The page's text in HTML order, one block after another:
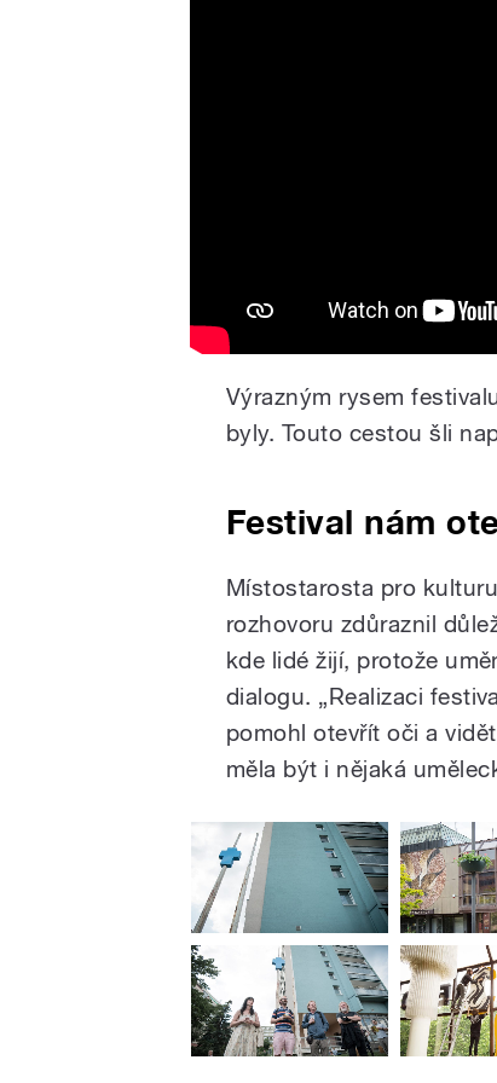
Výrazným rysem
byly. Touto cestou šli
Festival nám
Místostarosta pro
rozhovoru zdůraznil
kde lidé žijí, protože
dialogu. „Realizaci
pomohl otevřít oči a
měla být i nějaká